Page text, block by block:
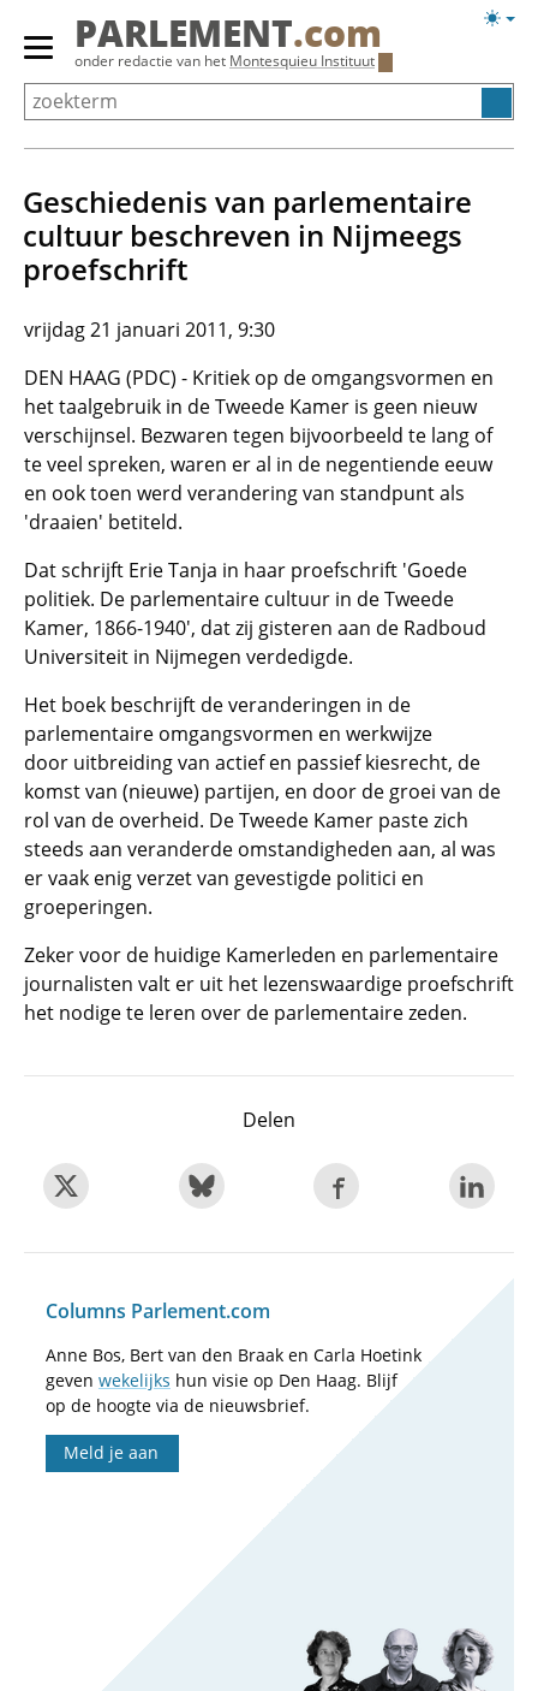
Overslaan
Primair
menu
tonen/verbergen
PARLEMENT.com
onder redactie van het Montesquieu Instituut
Geschiedenis van parlementaire
cultuur beschreven in Nijmeegs
proefschrift
vrijdag 21 januari 2011, 9:30
DEN HAAG (PDC) - Kritiek op de omgangsvormen en
het taalgebruik in de Tweede Kamer is geen nieuw
verschijnsel. Bezwaren tegen bijvoorbeeld te lang of
te veel spreken, waren er al in de negentiende eeuw
en ook toen werd verandering van standpunt als
'draaien' betiteld.
Dat schrijft Erie Tanja in haar proefschrift 'Goede
politiek. De parlementaire cultuur in de Tweede
Kamer, 1866-1940', dat zij gisteren aan de Radboud
Universiteit in Nijmegen verdedigde.
Het boek beschrijft de veranderingen in de
parlementaire omgangsvormen en werkwijze
door uitbreiding van actief en passief kiesrecht, de
komst van (nieuwe) partijen, en door de groei van de
rol van de overheid. De Tweede Kamer paste zich
steeds aan veranderde omstandigheden aan, al was
er vaak enig verzet van gevestigde politici en
groeperingen.
Zeker voor de huidige Kamerleden en parlementaire
journalisten valt er uit het lezenswaardige proefschrift
het nodige te leren over de parlementaire zeden.
Delen
Columns Parlement.com
Anne Bos, Bert van den Braak en Carla Hoetink
geven wekelijks hun visie op Den Haag. Blijf
op de hoogte via de nieuwsbrief.
Meld je aan